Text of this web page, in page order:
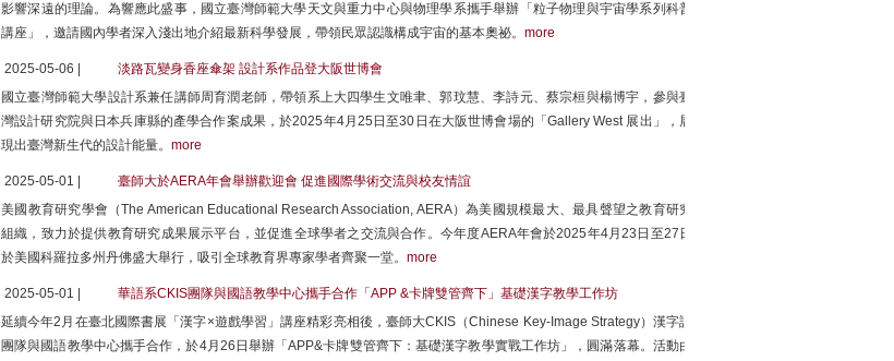
影響深遠的理論。為響應此盛事，國立臺灣師範大學天文與重力中心與物理學系攜手舉辦「粒子物理與宇宙學系列科普
講座」，邀請國內學者深入淺出地介紹最新科學發展，帶領民眾認識構成宇宙的基本奧祕。 more
2025-05-06 |
淡路瓦變身香座傘架 設計系作品登大阪世博會
國立臺灣師範大學設計系兼任講師周育潤老師，帶領系上大四學生文唯聿、郭玟慧、李詩元、蔡宗桓與楊博宇，參與臺
灣設計研究院與日本兵庫縣的產學合作案成果，於2025年4月25日至30日在大阪世博會場的「Gallery West 展出」，展
現出臺灣新生代的設計能量。 more
2025-05-01 |
臺師大於AERA年會舉辦歡迎會 促進國際學術交流與校友情誼
美國教育研究學會（The American Educational Research Association, AERA）為美國規模最大、最具聲望之教育研究
組織，致力於提供教育研究成果展示平台，並促進全球學者之交流與合作。今年度AERA年會於2025年4月23日至27日
於美國科羅拉多州丹佛盛大舉行，吸引全球教育界專家學者齊聚一堂。 more
2025-05-01 |
華語系CKIS團隊與國語教學中心攜手合作「APP &卡牌雙管齊下」基礎漢字教學工作坊
延續今年2月在臺北國際書展「漢字×遊戲學習」講座精彩亮相後，臺師大CKIS（Chinese Key-Image Strategy）漢字詞
團隊與國語教學中心攜手合作，於4月26日舉辦「APP&卡牌雙管齊下：基礎漢字教學實戰工作坊」，圓滿落幕。活動由